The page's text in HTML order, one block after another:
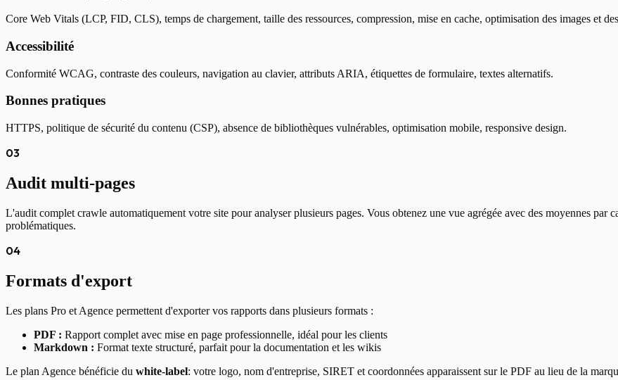
Core Web Vitals (LCP, FID, CLS), temps de chargement, taille des ressources, compression, mise en cache, optimisation des images et
Accessibilité
Conformité WCAG, contraste des couleurs, navigation au clavier, attributs ARIA, étiquettes de formulaire, textes alternatifs.
Bonnes pratiques
HTTPS, politique de sécurité du contenu (CSP), absence de bibliothèques vulnérables, optimisation mobile, responsive design.
03
Audit multi-pages
L'audit complet crawle automatiquement votre site pour analyser plusieurs pages. Vous obtenez une vue agrégée avec des moyennes par
problématiques.
04
Formats d'export
Les plans Pro et Agence permettent d'exporter vos rapports dans plusieurs formats :
PDF : Rapport complet avec mise en page professionnelle, idéal pour les clients
Markdown : Format texte structuré, parfait pour la documentation et les wikis
Le plan Agence bénéficie du white-label: votre logo, nom d'entreprise, SIRET et coordonnées apparaissent sur le PDF au lieu de la